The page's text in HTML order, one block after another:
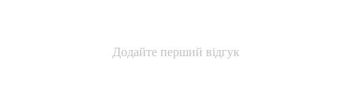
Додайте перший відгук